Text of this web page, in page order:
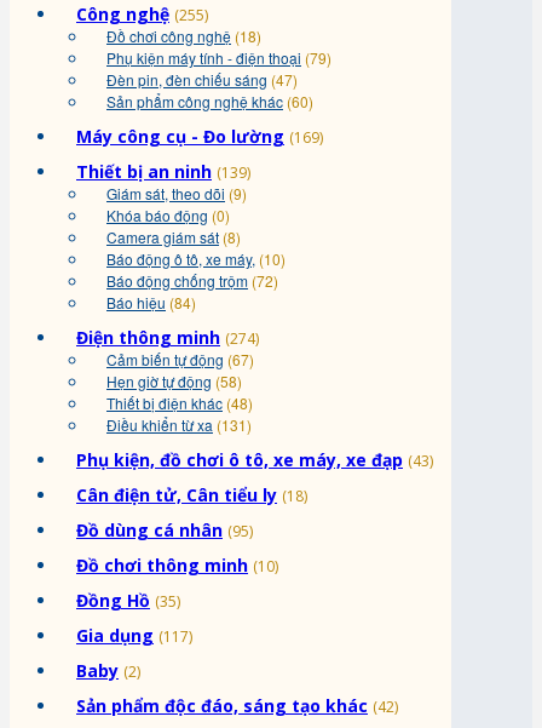
Công nghệ (255)
Đồ chơi công nghệ (18)
Phụ kiện máy tính - điện thoại (79)
Đèn pin, đèn chiếu sáng (47)
Sản phẩm công nghệ khác (60)
Máy công cụ - Đo lường (169)
Thiết bị an ninh (139)
Giám sát, theo dõi (9)
Khóa báo động (0)
Camera giám sát (8)
Báo động ô tô, xe máy, (10)
Báo động chống trộm (72)
Báo hiệu (84)
Điện thông minh (274)
Cảm biến tự động (67)
Hẹn giờ tự động (58)
Thiết bị điện khác (48)
Điều khiển từ xa (131)
Phụ kiện, đồ chơi ô tô, xe máy, xe đạp (43)
Cân điện tử, Cân tiểu ly (18)
Đồ dùng cá nhân (95)
Đồ chơi thông minh (10)
Đồng Hồ (35)
Gia dụng (117)
Baby (2)
Sản phẩm độc đáo, sáng tạo khác (42)